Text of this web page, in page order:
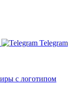
Telegram